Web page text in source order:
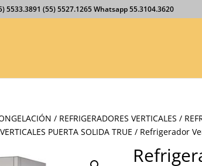
5533.3891 (55) 5527.1265 Whatsapp 55.3104.3620
/ REFRIGERADORES VERTICALES /
PUERTA SOLIDA TRUE / Refrigerador